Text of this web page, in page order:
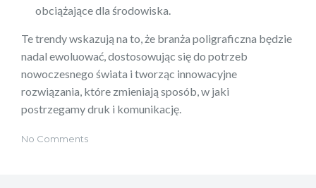
obciążające dla środowiska.
Te trendy wskazują na to, że branża poligraficzna będzie
nadal ewoluować, dostosowując się do potrzeb
nowoczesnego świata i tworząc innowacyjne
rozwiązania, które zmieniają sposób, w jaki
postrzegamy druk i komunikację.
No Comments